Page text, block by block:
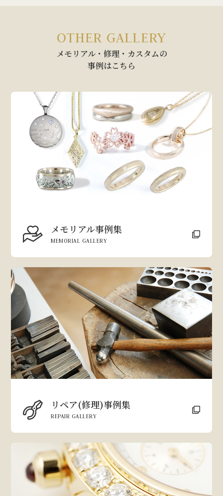
OTHER GALLERY
メモリアル・修理・カスタムの
事例はこちら
メモリアル事例集
MEMORIAL GALLERY
リペア(修理)事例集
REPAIR GALLERY